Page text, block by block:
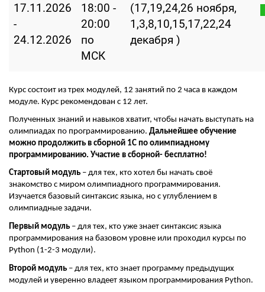
17.11.2026
-
24.12.2026
18:00 -
20:00
по
МСК
(17,19,24,26 ноября,
1,3,8,10,15,17,22,24
декабря )
Курс состоит из трех модулей, 12 занятий по 2 часа в каждом
модуле. Курс рекомендован с 12 лет.
Полученных знаний и навыков хватит, чтобы начать выступать на
олимпиадах по программированию. Дальнейшее обучение
можно продолжить в сборной 1С по олимпиадному
программированию. Участие в сборной- бесплатно!
Стартовый модуль – для тех, кто хотел бы начать своё
знакомство с миром олимпиадного программирования.
Изучается базовый синтаксис языка, но с углублением в
олимпиадные задачи.
Первый модуль – для тех, кто уже знает синтаксис языка
программирования на базовом уровне или проходил курсы по
Python (1-2-3 модули).
Второй модуль – для тех, кто знает программу предыдущих
модулей и уверенно владеет языком программирования Python.